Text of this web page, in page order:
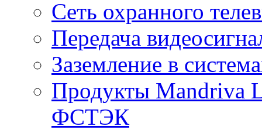
Cеть охранного
Передача
Заземление в
Продукты Mandriva
ФСТЭК